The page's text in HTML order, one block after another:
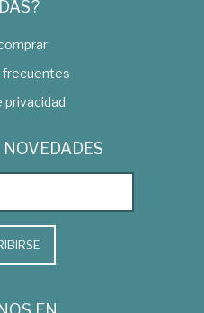
frecuentes
privacidad